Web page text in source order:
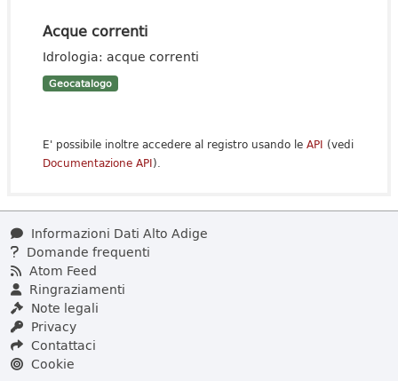
Acque correnti
Idrologia: acque correnti
Geocatalogo
E' possibile inoltre accedere al registro usando le API (vedi
Documentazione API).
Informazioni Dati Alto Adige
Domande frequenti
Atom Feed
Ringraziamenti
Note legali
Privacy
Contattaci
Cookie